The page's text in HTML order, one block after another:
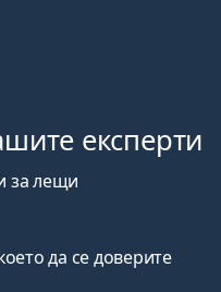
експерти
за лещи
да се доверите